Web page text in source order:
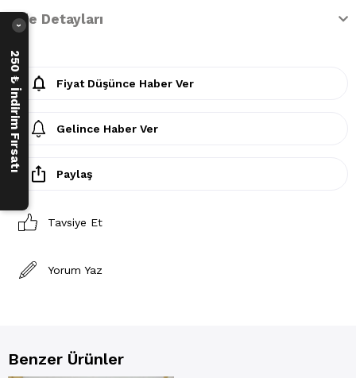
İade Detayları
Fiyat Düşünce Haber Ver
Gelince Haber Ver
Paylaş
Tavsiye Et
Yorum Yaz
Benzer Ürünler
250 ₺ İndirim Fırsatı
›